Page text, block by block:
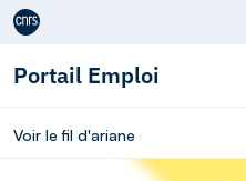
Aller au contenu
Portail Emploi
Voir le fil d'ariane